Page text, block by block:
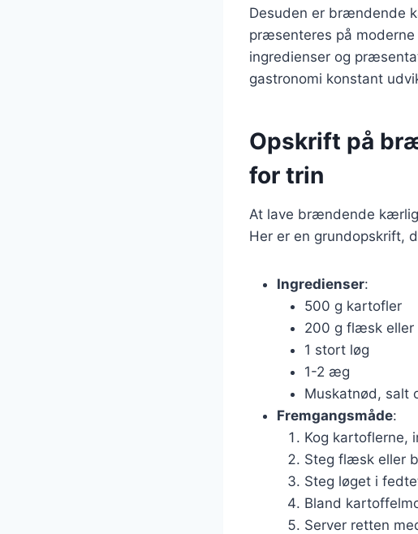
Desuden er brændende
præsenteres på
ingredienser og
gastronomi konstant
Opskrift på
for trin
At lave brændende
Her er en grundopskrift,
Ingredienser:
500 g kartofler
200 g flæsk eller
1 stort løg
1-2 æg
Muskatnød, salt
Fremgangsmåde:
Kog kartoflerne,
Steg flæsk eller
Steg løget i
Bland
Server retten